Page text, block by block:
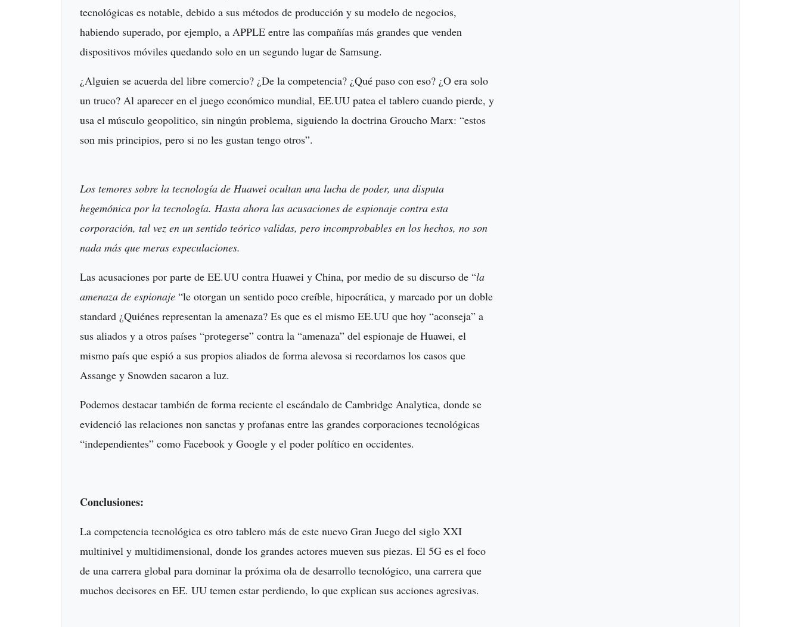
tecnológicas es notable, debido a sus métodos de producción y su modelo de negocios,
habiendo superado, por ejemplo, a APPLE entre las compañías más grandes que venden
dispositivos móviles quedando solo en un segundo lugar de Samsung.
¿Alguien se acuerda del libre comercio? ¿De la competencia? ¿Qué paso con eso? ¿O era solo
un truco? Al aparecer en el juego económico mundial, EE.UU patea el tablero cuando pierde, y
usa el músculo geopolitico, sin ningún problema, siguiendo la doctrina Groucho Marx: “estos
son mis principios, pero si no les gustan tengo otros”.
Los temores sobre la tecnología de Huawei ocultan una lucha de poder, una disputa
hegemónica por la tecnología. Hasta ahora las acusaciones de espionaje contra esta
corporación, tal vez en un sentido teórico validas, pero incomprobables en los hechos, no son
nada más que meras especulaciones.
Las acusaciones por parte de EE.UU contra Huawei y China, por medio de su discurso de “la
amenaza de espionaje “le otorgan un sentido poco creíble, hipocrática, y marcado por un doble
standard ¿Quiénes representan la amenaza? Es que es el mismo EE.UU que hoy “aconseja” a
sus aliados y a otros países “protegerse” contra la “amenaza” del espionaje de Huawei, el
mismo país que espió a sus propios aliados de forma alevosa si recordamos los casos que
Assange y Snowden sacaron a luz.
Podemos destacar también de forma reciente el escándalo de Cambridge Analytica, donde se
evidenció las relaciones non sanctas y profanas entre las grandes corporaciones tecnológicas
“independientes” como Facebook y Google y el poder político en occidentes.
Conclusiones:
La competencia tecnológica es otro tablero más de este nuevo Gran Juego del siglo XXI
multinivel y multidimensional, donde los grandes actores mueven sus piezas. El 5G es el foco
de una carrera global para dominar la próxima ola de desarrollo tecnológico, una carrera que
muchos decisores en EE. UU temen estar perdiendo, lo que explican sus acciones agresivas.